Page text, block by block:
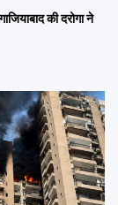
की दरोगा ने